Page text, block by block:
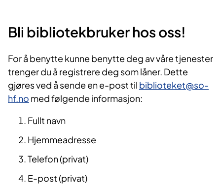
Bli bibliotekbruker hos oss!
For å benytte kunne benytte deg av våre tjenester
trenger du å registrere deg som låner. Dette
gjøres ved å sende en e-post til biblioteket@so-
hf.no med følgende informasjon:
Fullt navn
Hjemmeadresse
Telefon (privat)
E-post (privat)